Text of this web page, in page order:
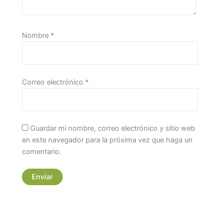
Nombre *
Correo electrónico *
Guardar mi nombre, correo electrónico y sitio web
en este navegador para la próxima vez que haga un
comentario.